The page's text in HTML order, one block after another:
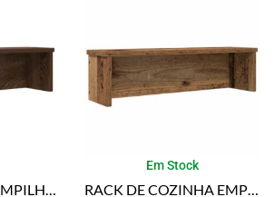
Em Stock